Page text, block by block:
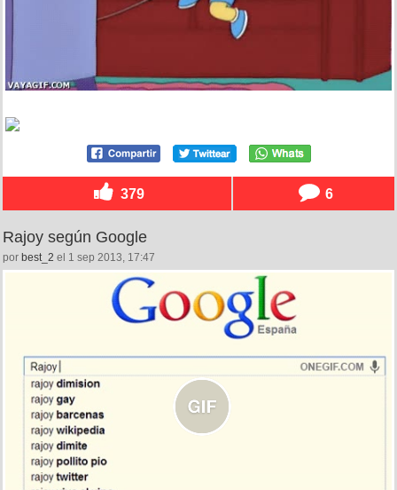
379 6
Rajoy según Google
por best_2 el 1 sep 2013, 17:47